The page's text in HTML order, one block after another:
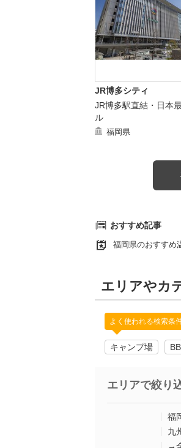
JR博多シティ
JR博多駅直結・日本
ル
福岡県
おすすめ記事
福岡県のおすすめ
エリアやカ
よく使われる検索条
キャンプ場
エリアで絞り
福
九